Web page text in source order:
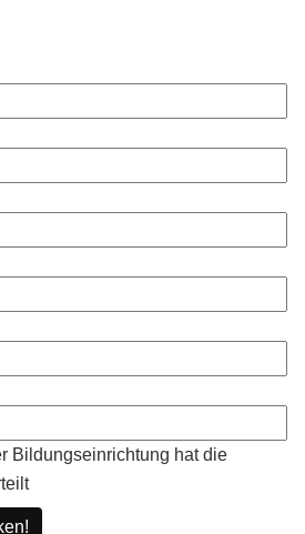
Bildungseinrichtung hat die